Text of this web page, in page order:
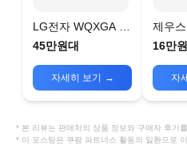
LG전자 WQXGA 그
램 +view 모니터
45만원대
자세히 보기 →
제우스
용 모
16만
자
* 본 리뷰는 판매처의 상품 정보와 구매자 후기
* 이 포스팅은 쿠팡 파트너스 활동의 일환으로